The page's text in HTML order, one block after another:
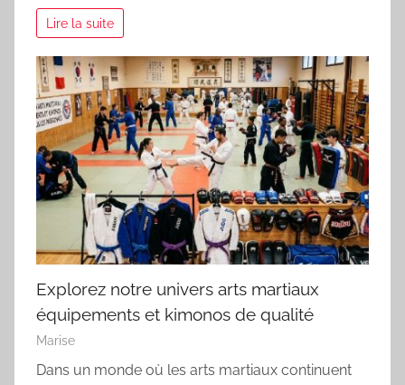
Lire la suite
Explorez notre univers arts martiaux
équipements et kimonos de qualité
Marise
Dans un monde où les arts martiaux continuent